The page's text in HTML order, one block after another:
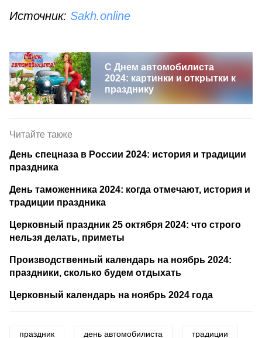
Источник: Sakh.online
С Днем автомобилиста
2024: картинки и открытки к
празднику
Читайте также
День спецназа в России 2024: история и традиции
праздника
День таможенника 2024: когда отмечают, история и
традиции праздника
Церковный праздник 25 октября 2024: что строго
нельзя делать, приметы
Производственный календарь на ноябрь 2024:
праздники, сколько будем отдыхать
Церковный календарь на ноябрь 2024 года
праздник день автомобилиста традиции